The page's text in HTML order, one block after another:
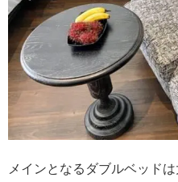
メインとなるダブルベッド